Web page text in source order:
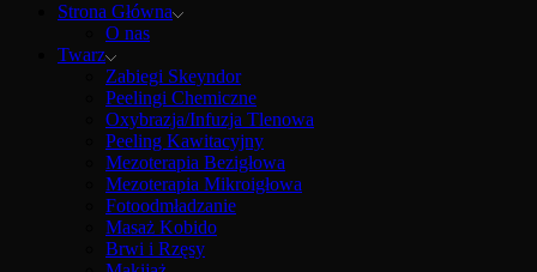
Strona Główna
O nas
Twarz
Zabiegi Skeyndor
Peelingi Chemiczne
Oxybrazja/Infuzja Tlenowa
Peeling Kawitacyjny
Mezoterapia Bezigłowa
Mezoterapia Mikroigłowa
Fotoodmładzanie
Masaż Kobido
Brwi i Rzęsy